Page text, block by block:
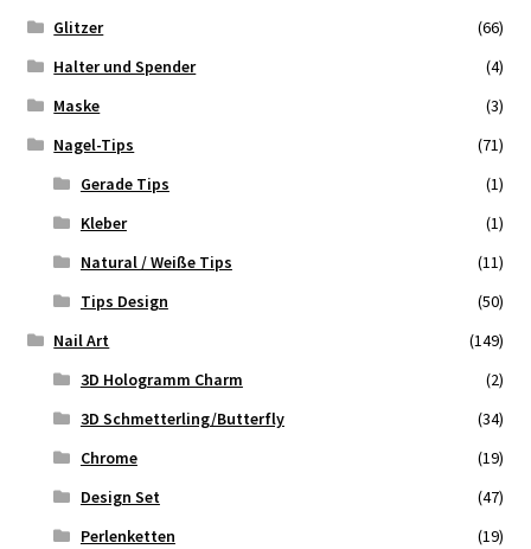
Glitzer
(66)
Halter und Spender
(4)
Maske
(3)
Nagel-Tips
(71)
Gerade Tips
(1)
Kleber
(1)
Natural / Weiße Tips
(11)
Tips Design
(50)
Nail Art
(149)
3D Hologramm Charm
(2)
3D Schmetterling/Butterfly
(34)
Chrome
(19)
Design Set
(47)
Perlenketten
(19)